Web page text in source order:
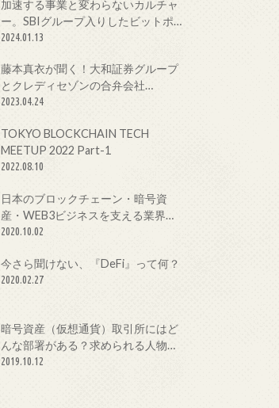
加速する事業と変わらないカルチャ
ー。SBIグループ入りしたビットポ
イントジャパンの今をCTOに聞いて
2024.01.13
藤本真衣が聞く！大和証券グループ
とクレディセゾンの合弁会社
Fintertechが目指す次世代金融サー
2023.04.24
TOKYO BLOCKCHAIN TECH
MEETUP 2022 Part-1
2022.08.10
日本のブロックチェーン・暗号資
産・WEB3ビジネスを支える業界団
体とは？
2020.10.02
今さら聞けない、『DeFi』って何？
2020.02.27
暗号資産（仮想通貨）取引所にはど
んな部署がある？求められる人物像
は？
2019.10.12